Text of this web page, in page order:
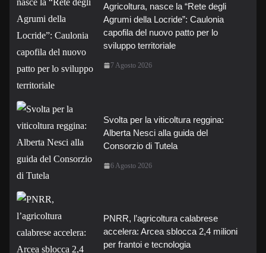
Agricoltura, nasce la “Rete degli
Agrumi della Locride”: Caulonia
capofila del nuovo patto per lo
sviluppo territoriale
7 Agosto 2026
Svolta per la viticoltura reggina:
Alberta Nesci alla guida del
Consorzio di Tutela
6 Agosto 2026
PNRR, l’agricoltura calabrese
accelera: Arcea sblocca 2,4 milioni
per frantoi e tecnologia